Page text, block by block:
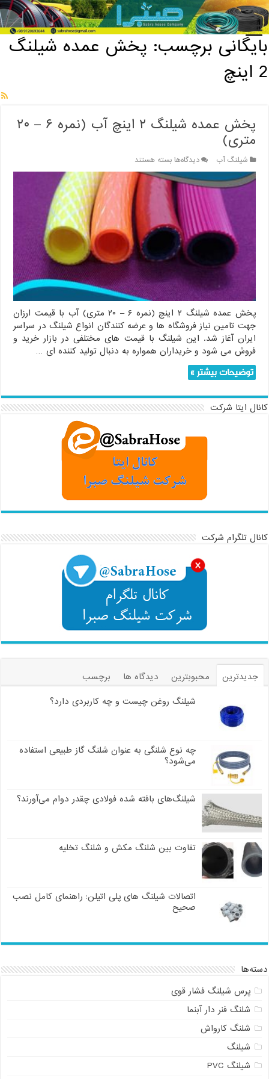
خانه / بایگانی برچسب: پخش عمده شیلنگ 2 اینچ
بایگانی برچسب: پخش عمده شیلنگ
2 اینچ
پخش عمده شیلنگ ۲ اینچ آب (نمره ۶ – ۲۰
متری)
شیلنگ آب دیدگاه‌هابرای
پخش
عمده
شیلنگ
۲
اینچ
آب
(نمره
–
متری)
بسته هستند
پخش عمده شیلنگ ۲ اینچ (نمره ۶ – ۲۰ متری) آب با قیمت ارزان
جهت تامین نیاز فروشگاه ها و عرضه کنندگان انواع شیلنگ در سراسر
ایران آغاز شد. این شیلنگ با قیمت های مختلفی در بازار خرید و
فروش می شود و خریداران همواره به دنبال تولید کننده ای …
توضیحات بیشتر »
کانال ایتا شرکت
کانال تلگرام شرکت
جدیدترین محبوبترین دیدگاه ها
برچسب
شیلنگ روغن چیست و چه کاربردی دارد؟
چه نوع شلنگی به عنوان شلنگ گاز طبیعی استفاده
می‌شود؟
شیلنگ‌های بافته شده فولادی چقدر دوام می‌آورند؟
تفاوت بین شلنگ مکش و شلنگ تخلیه
اتصالات شیلنگ های پلی اتیلن: راهنمای کامل نصب
صحیح
دسته‌ها
پرس شیلنگ فشار قوی
شلنگ فنر دار آبنما
شلنگ کارواش
شیلنگ
شیلنگ PVC